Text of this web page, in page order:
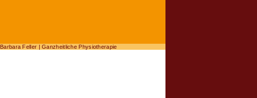
Barbara Feller | Ganzheitliche Physiotherapie